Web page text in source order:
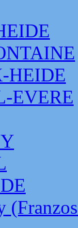
HEIDE
EVERE